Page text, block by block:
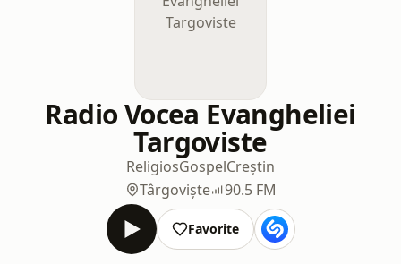
Radio Vocea Evangheliei
Targoviste
ReligiosGospelCreștin
Târgoviște
90.5 FM
Favorite